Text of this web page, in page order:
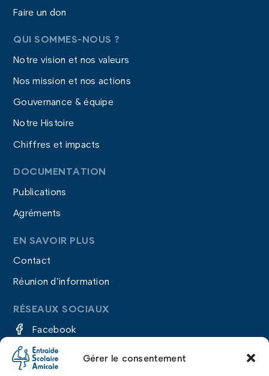
Gérer le consentement
Faire un don
QUI SOMMES-NOUS ?
Notre vision et nos valeurs
Nos mission et nos actions
Gouvernance & équipe
Notre Histoire
Chiffres et impacts
DOCUMENTATION
Publications
Agréments
EN SAVOIR PLUS
Contact
Réunion d’information
RÉSEAUX SOCIAUX
Facebook
Instagram
LinkedIn